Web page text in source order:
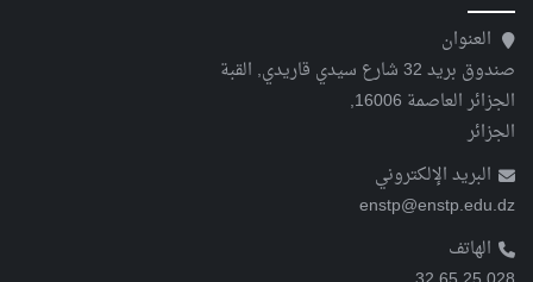
العنوان
صندوق بريد 32 شارع سيدي قاريدي, القبة
الجزائر العاصمة 16006,
الجزائر
البريد الإلكتروني
enstp@enstp.edu.dz
الهاتف